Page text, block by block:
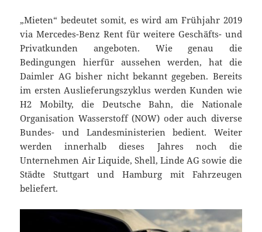
„Mieten“ bedeutet somit, es wird am Frühjahr 2019
via Mercedes-Benz Rent für weitere Geschäfts- und
Privatkunden angeboten. Wie genau die
Bedingungen hierfür aussehen werden, hat die
Daimler AG bisher nicht bekannt gegeben. Bereits
im ersten Auslieferungszyklus werden Kunden wie
H2 Mobilty, die Deutsche Bahn, die Nationale
Organisation Wasserstoff (NOW) oder auch diverse
Bundes- und Landesministerien bedient. Weiter
werden innerhalb dieses Jahres noch die
Unternehmen Air Liquide, Shell, Linde AG sowie die
Städte Stuttgart und Hamburg mit Fahrzeugen
beliefert.